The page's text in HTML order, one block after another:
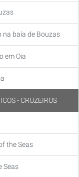
na baía de Bouzas
em Oia
- CRUZEIROS
the Seas
Seas